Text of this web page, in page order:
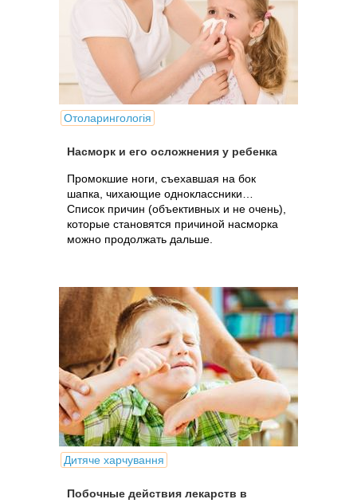
Отоларингологія
Насморк и его осложнения у ребенка
Промокшие ноги, съехавшая на бок
шапка, чихающие одноклассники…
Список причин (объективных и не очень),
которые становятся причиной насморка
можно продолжать дальше.
Дитяче харчування
Побочные действия лекарств в